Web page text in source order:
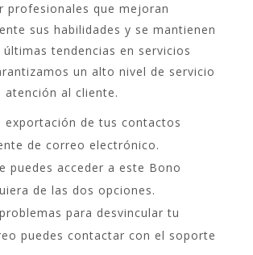
profesionales que mejoran
sus habilidades y se mantienen
últimas tendencias en servicios
un alto nivel de servicio
atención al cliente.
exportación de tus contactos
de correo electrónico.
puedes acceder a este Bono
de las dos opciones.
para desvincular tu
puedes contactar con el soporte